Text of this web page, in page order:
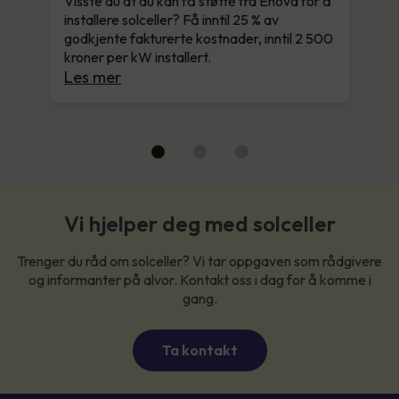
installere solceller? Få inntil 25 % av
godkjente fakturerte kostnader, inntil 2 500
kroner per kW installert.
Les mer
Vi hjelper deg med solceller
Trenger du råd om solceller? Vi tar oppgaven som rådgivere
og informanter på alvor. Kontakt oss i dag for å komme i
gang.
Ta kontakt